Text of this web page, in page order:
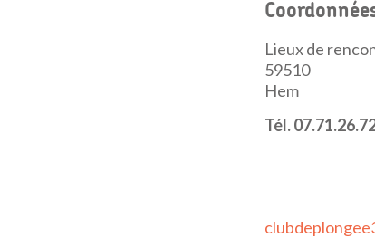
Lieux de
59510
Hem
Tél.